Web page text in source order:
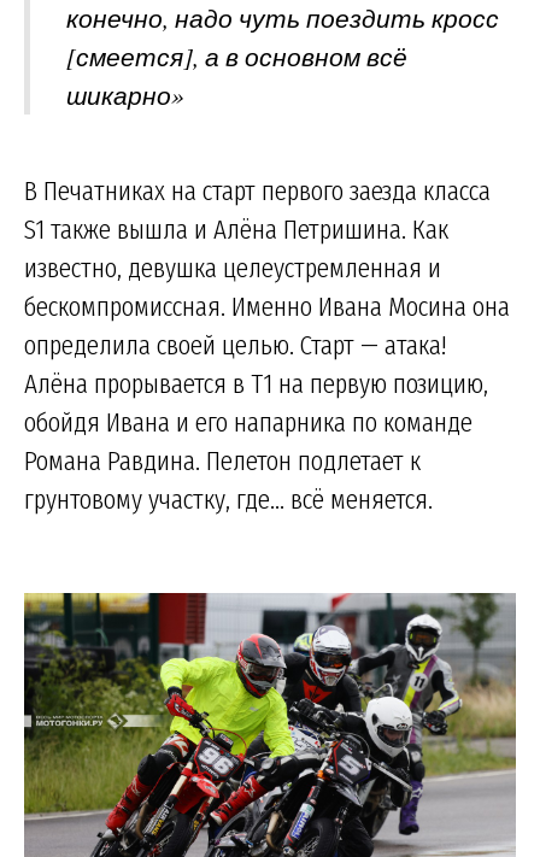
конечно, надо чуть поездить кросс
[смеется], а в основном всё
шикарно»
В Печатниках на старт первого заезда класса
S1 также вышла и Алёна Петришина. Как
известно, девушка целеустремленная и
бескомпромиссная. Именно Ивана Мосина она
определила своей целью. Старт — атака!
Алёна прорывается в Т1 на первую позицию,
обойдя Ивана и его напарника по команде
Романа Равдина. Пелетон подлетает к
грунтовому участку, где... всё меняется.